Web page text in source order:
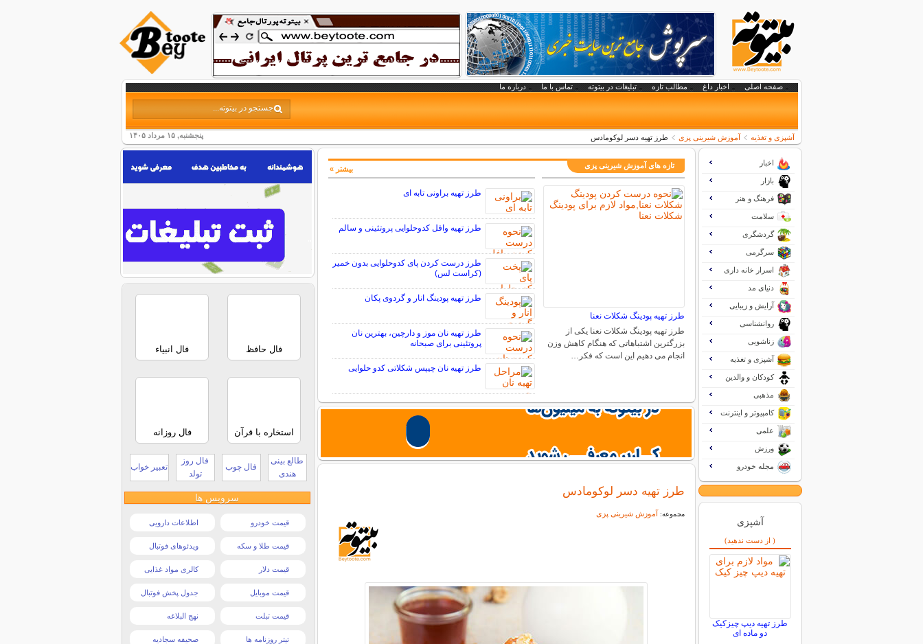
صفحه اصلی اخبار داغ مطالب تازه تبلیغات در بیتوته تماس با ما درباره ما
پنجشنبه, ۱۵ مرداد ۱۴۰۵ آشپزی و تغذیه آموزش شیرینی پزی طرز تهیه دسر لوکومادس
تازه های آموزش شیرینی پزی
طرز تهیه پودینگ شکلات نعنا
طرز تهیه پودینگ شکلات نعنا یکی از
بزرگترین اشتباهاتی که هنگام کاهش وزن
انجام می دهیم این است که فکر…
طرز تهیه براونی تابه ای
طرز تهیه وافل کدوحلوایی پروتئینی و سالم
طرز درست کردن پای کدوحلوایی بدون خمیر
(کراست لس)
طرز تهیه پودینگ انار و گردوی پکان
طرز تهیه نان موز و دارچین، بهترین نان
پروتئینی برای صبحانه
طرز تهیه نان چیپس شکلاتی کدو حلوایی
بیشتر »
طرز تهیه دسر لوکومادس
مجموعه: آموزش شیرینی پزی
اخبار
بازار
فرهنگ و هنر
سلامت
گردشگری
سرگرمی
اسرار خانه داری
دنیای مد
آرایش و زیبایی
روانشناسی
زناشویی
آشپزی و تغذیه
کودکان و والدین
مذهبی
کامپیوتر و اینترنت
علمی
ورزش
مجله خودرو
آشپزی
( از دست ندهید)
طرز تهیه دیپ چیزکیک
دو ماده ای
فال حافظ فال انبیاء
استخاره با قرآن فال روزانه
طالع بینی
هندی
فال چوب
فال روز
تولد
تعبیر خواب
سرویس ها
قیمت خودرو اطلاعات دارویی
قیمت طلا و سکه ویدئوهای فوتبال
قیمت دلار کالری مواد غذایی
قیمت موبایل جدول پخش فوتبال
قیمت تبلت نهج البلاغه
تیتر روزنامه ها صحیفه سجادیه